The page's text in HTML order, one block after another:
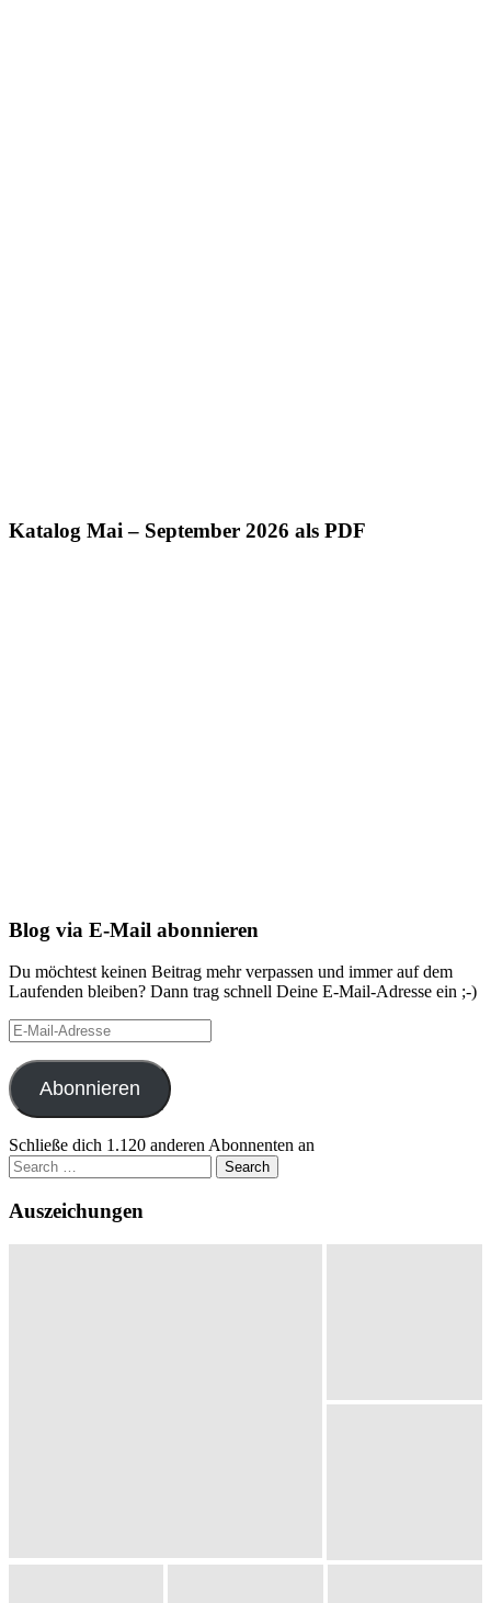
Katalog Mai – September 2026 als PDF
Blog via E-Mail abonnieren
Du möchtest keinen Beitrag mehr verpassen und immer auf dem
Laufenden bleiben? Dann trag schnell Deine E-Mail-Adresse ein ;-)
E-
Mail-
Adresse
Abonnieren
Schließe dich 1.120 anderen Abonnenten an
Search
for:
Auszeichungen